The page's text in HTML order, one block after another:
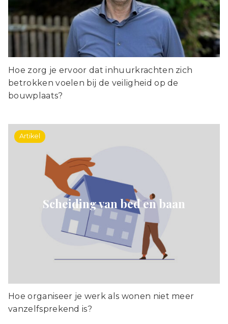
Hoe zorg je ervoor dat inhuurkrachten zich
betrokken voelen bij de veiligheid op de
bouwplaats?
Artikel
Scheiding van bed en baan
Hoe organiseer je werk als wonen niet meer
vanzelfsprekend is?